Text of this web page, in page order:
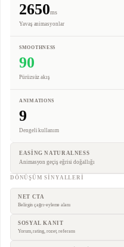
2650ms
Yavaş animasyonlar
SMOOTHNESS
90
Pürüzsüz akış
ANIMATIONS
9
Dengeli kullanım
EASING NATURALNESS
Animasyon geçiş eğrisi doğallığı
DÖNÜŞÜM SINYALLERI
NET CTA
Belirgin çağrı-eyleme alanı
SOSYAL KANIT
Yorum, rating, rozet, referans